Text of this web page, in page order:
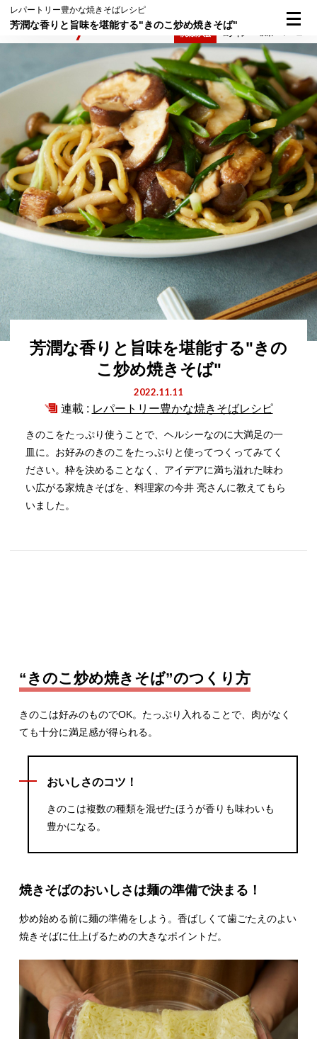
レパートリー豊かな焼きそばレシピ
芳潤な香りと旨味を堪能する"きのこ炒め焼きそば"
芳潤な香りと旨味を堪能する"きの
こ炒め焼きそば"
2022.11.11
連載 : レパートリー豊かな焼きそばレシピ
きのこをたっぷり使うことで、ヘルシーなのに大満足の一
皿に。お好みのきのこをたっぷりと使ってつくってみてく
ださい。枠を決めることなく、アイデアに満ち溢れた味わ
い広がる家焼きそばを、料理家の今井 亮さんに教えてもら
いました。
“きのこ炒め焼きそば”のつくり方
きのこは好みのものでOK。たっぷり入れることで、肉がなく
ても十分に満足感が得られる。
おいしさのコツ！
きのこは複数の種類を混ぜたほうが香りも味わいも
豊かになる。
焼きそばのおいしさは麺の準備で決まる！
炒め始める前に麺の準備をしよう。香ばしくて歯ごたえのよい
焼きそばに仕上げるための大きなポイントだ。